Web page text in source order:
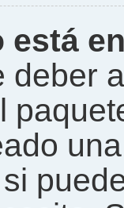
está
deber